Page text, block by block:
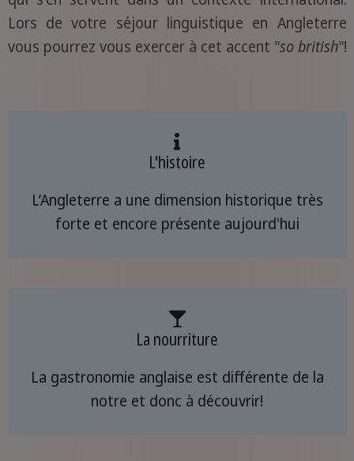
Lors de votre séjour linguistique en Angleterre
vous pourrez vous exercer à cet accent "so british"!
L'histoire
L’Angleterre a une dimension historique très
forte et encore présente aujourd'hui
La nourriture
La gastronomie anglaise est différente de la
notre et donc à découvrir!